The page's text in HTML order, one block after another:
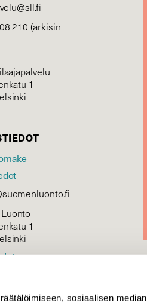
sosiaalisen median
210 (arkisin
1
1